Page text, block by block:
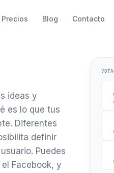
Precios Blog Contacto
ideas y
es lo que tus
Diferentes
definir
Puedes
Facebook, y